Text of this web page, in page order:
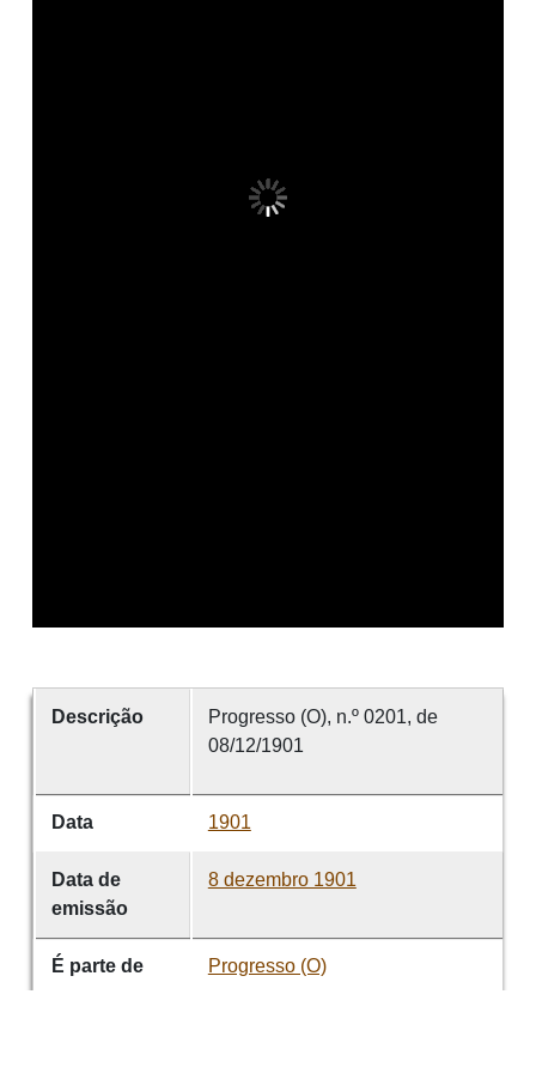
Descrição
Progresso (O), n.º 0201, de
08/12/1901
Data 1901
Data de
emissão
8 dezembro 1901
É parte de Progresso (O)